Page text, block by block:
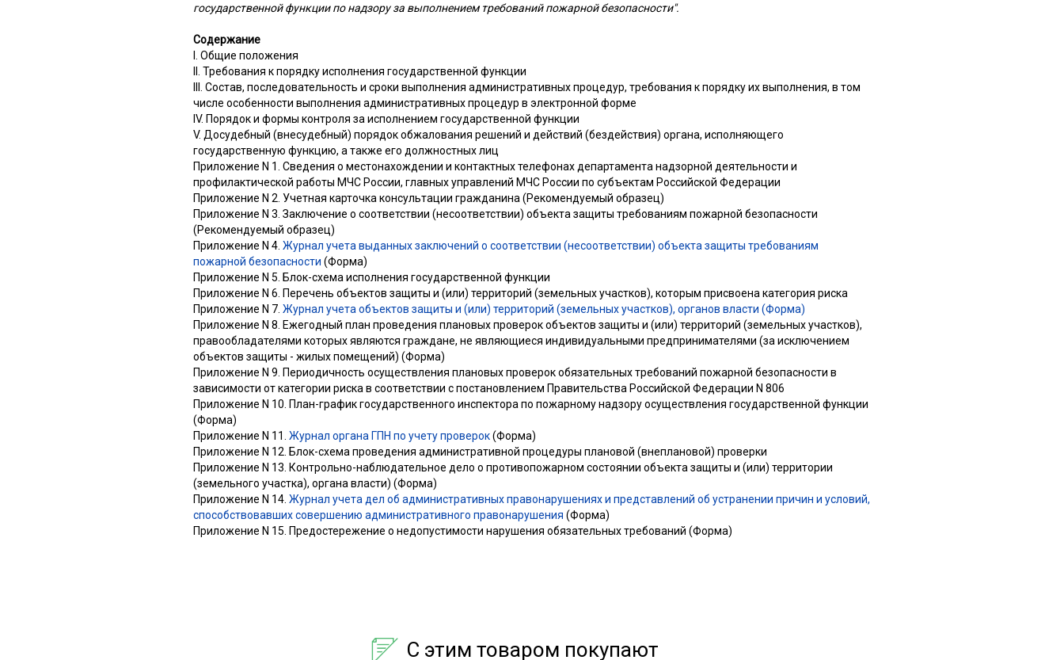
государственной функции по надзору за выполнением требований пожарной безопасности".
Содержание
I. Общие положения
II. Требования к порядку исполнения государственной функции
III. Состав, последовательность и сроки выполнения административных процедур, требования к порядку их выполнения, в том
числе особенности выполнения административных процедур в электронной форме
IV. Порядок и формы контроля за исполнением государственной функции
V. Досудебный (внесудебный) порядок обжалования решений и действий (бездействия) органа, исполняющего
государственную функцию, а также его должностных лиц
Приложение N 1. Сведения о местонахождении и контактных телефонах департамента надзорной деятельности и
профилактической работы МЧС России, главных управлений МЧС России по субъектам Российской Федерации
Приложение N 2. Учетная карточка консультации гражданина (Рекомендуемый образец)
Приложение N 3. Заключение о соответствии (несоответствии) объекта защиты требованиям пожарной безопасности
(Рекомендуемый образец)
Приложение N 4. Журнал учета выданных заключений о соответствии (несоответствии) объекта защиты требованиям
пожарной безопасности (Форма)
Приложение N 5. Блок-схема исполнения государственной функции
Приложение N 6. Перечень объектов защиты и (или) территорий (земельных участков), которым присвоена категория риска
Приложение N 7. Журнал учета объектов защиты и (или) территорий (земельных участков), органов власти (Форма)
Приложение N 8. Ежегодный план проведения плановых проверок объектов защиты и (или) территорий (земельных участков),
правообладателями которых являются граждане, не являющиеся индивидуальными предпринимателями (за исключением
объектов защиты - жилых помещений) (Форма)
Приложение N 9. Периодичность осуществления плановых проверок обязательных требований пожарной безопасности в
зависимости от категории риска в соответствии с постановлением Правительства Российской Федерации N 806
Приложение N 10. План-график государственного инспектора по пожарному надзору осуществления государственной функции
(Форма)
Приложение N 11. Журнал органа ГПН по учету проверок(Форма)
Приложение N 12. Блок-схема проведения административной процедуры плановой (внеплановой) проверки
Приложение N 13. Контрольно-наблюдательное дело о противопожарном состоянии объекта защиты и (или) территории
(земельного участка), органа власти) (Форма)
Приложение N 14. Журнал учета дел об административных правонарушениях и представлений об устранении причин и условий,
способствовавших совершению административного правонарушения (Форма)
Приложение N 15. Предостережение о недопустимости нарушения обязательных требований (Форма)
С этим товаром покупают